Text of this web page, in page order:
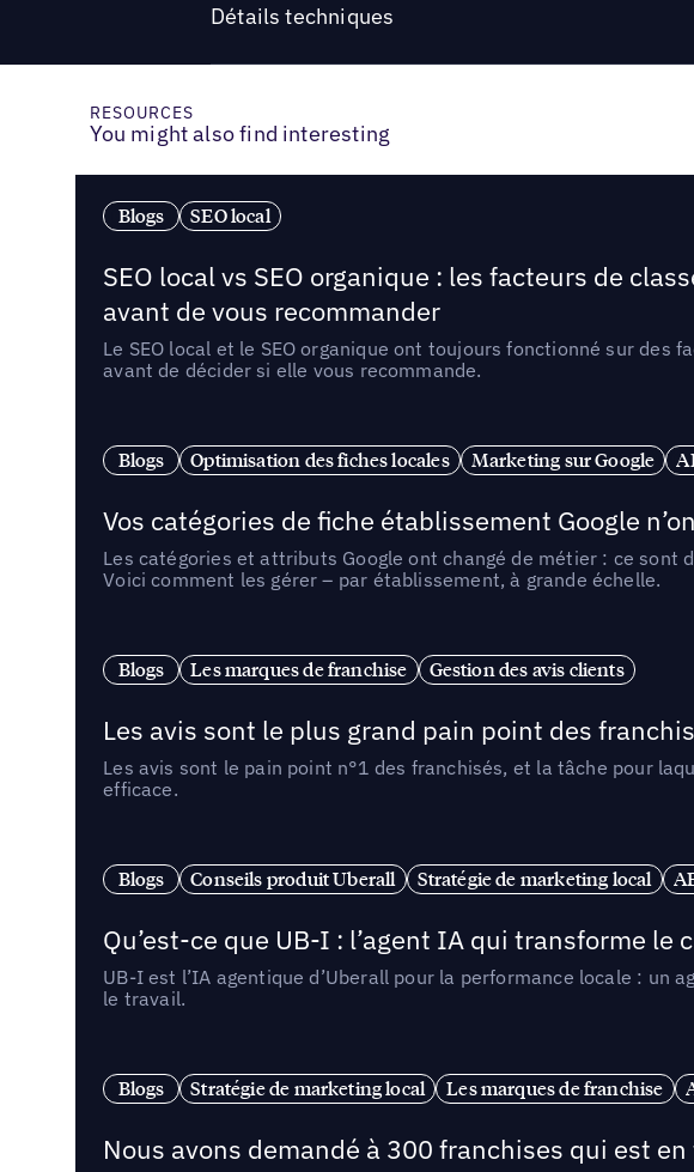
Détails techniques
RESOURCES
You might also find interesting
Blogs SEO local
SEO local vs SEO organique : les facteurs de
avant de vous recommander
Le SEO local et le SEO organique ont toujours fonctionné sur
avant de décider si elle vous recommande.
Blogs Optimisation des fiches locales Marketing sur Google
Vos catégories de fiche établissement Google
Les catégories et attributs Google ont changé de métier : ce
Voici comment les gérer – par établissement, à grande échelle.
Blogs Les marques de franchise Gestion des avis clients
Les avis sont le plus grand pain point des
Les avis sont le pain point n°1 des franchisés, et la tâche pour
efficace.
Blogs Conseils produit Uberall Stratégie de marketing local
Qu’est-ce que UB-I : l’agent IA qui transforme
UB-I est l’IA agentique d’Uberall pour la performance locale :
le travail.
Blogs Stratégie de marketing local Les marques de franchise
Nous avons demandé à 300 franchises qui est